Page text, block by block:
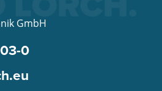
GmbH
0